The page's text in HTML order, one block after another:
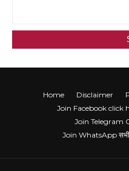
Home Disclaimer
Join Facebook click
Join Telegram
Join WhatsApp सभी